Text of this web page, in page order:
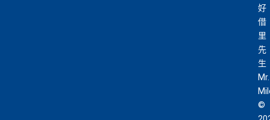
好
借
里
先
生
Mr.
©